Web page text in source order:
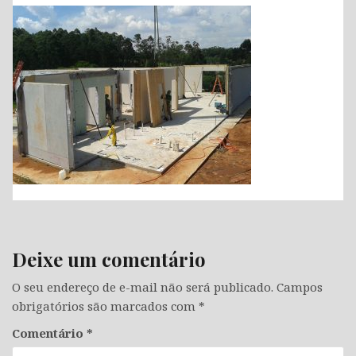
Deixe um comentário
O seu endereço de e-mail não será publicado. Campos
obrigatórios são marcados com *
Comentário *